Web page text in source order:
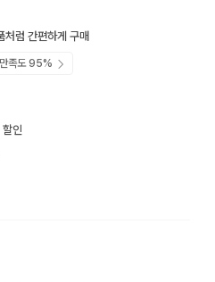
처럼 간편하게 구매
만족도95%
인